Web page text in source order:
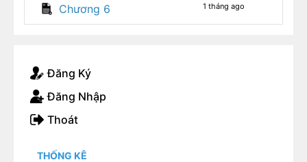
Chương 6 1 tháng ago
Đăng Ký
Đăng Nhập
Thoát
THỐNG KÊ